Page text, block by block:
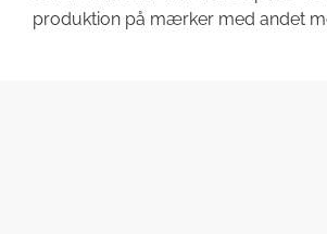
produktion på mærker med andet